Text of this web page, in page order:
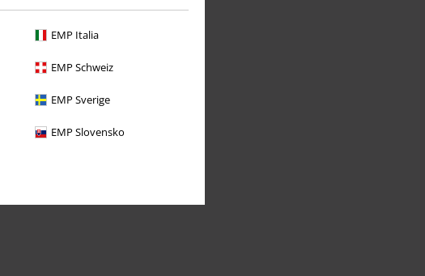
EMP Italia
EMP Schweiz
EMP Sverige
EMP Slovensko